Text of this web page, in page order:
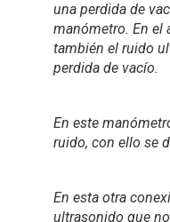
una perdida de
manómetro. En el
también el ruido
perdida de vacío.
En este
ruido, con ello se
En esta otra
ultrasonido que